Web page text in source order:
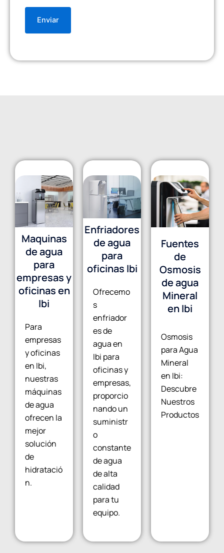
Maquinas
de agua
para
empresas y
oficinas en
Ibi
Para
empresas
y oficinas
en Ibi,
nuestras
máquinas
de agua
ofrecen la
mejor
solución
de
hidratació
n.
Enfriadores
de agua
para
oficinas Ibi
Ofrecemo
s
enfriador
es de
agua en
Ibi para
oficinas y
empresas,
proporcio
nando un
suministr
o
constante
de agua
de alta
calidad
para tu
equipo.
Fuentes
de
Osmosis
de agua
Mineral
en Ibi
Osmosis
para Agua
Mineral
en Ibi:
Descubre
Nuestros
Productos